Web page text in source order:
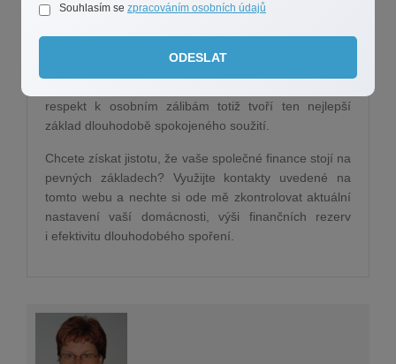
nebo chodíte pravidelně na kosmetiku. Pokud tyto
respekt k osobním zálibám totiž tvoří ten nejlepší
základ dlouhodobě spokojeného soužití.
Chcete získat jistotu, že vaše společné finance stojí na
pevných základech? Využijte kontakty uvedené na
tomto webu a nechte si ode mě zkontrolovat aktuální
nastavení vaší domácnosti, výši finančních rezerv
i efektivitu dlouhodobého spoření.
Souhlasím se zpracováním osobních údajů
ODESLAT